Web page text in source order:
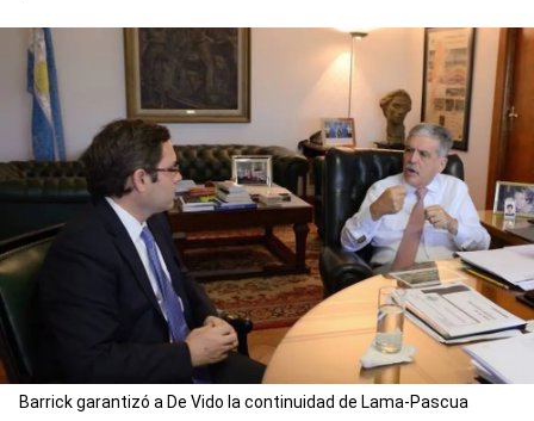
Barrick garantizó a De Vido la continuidad de Lama-Pascua